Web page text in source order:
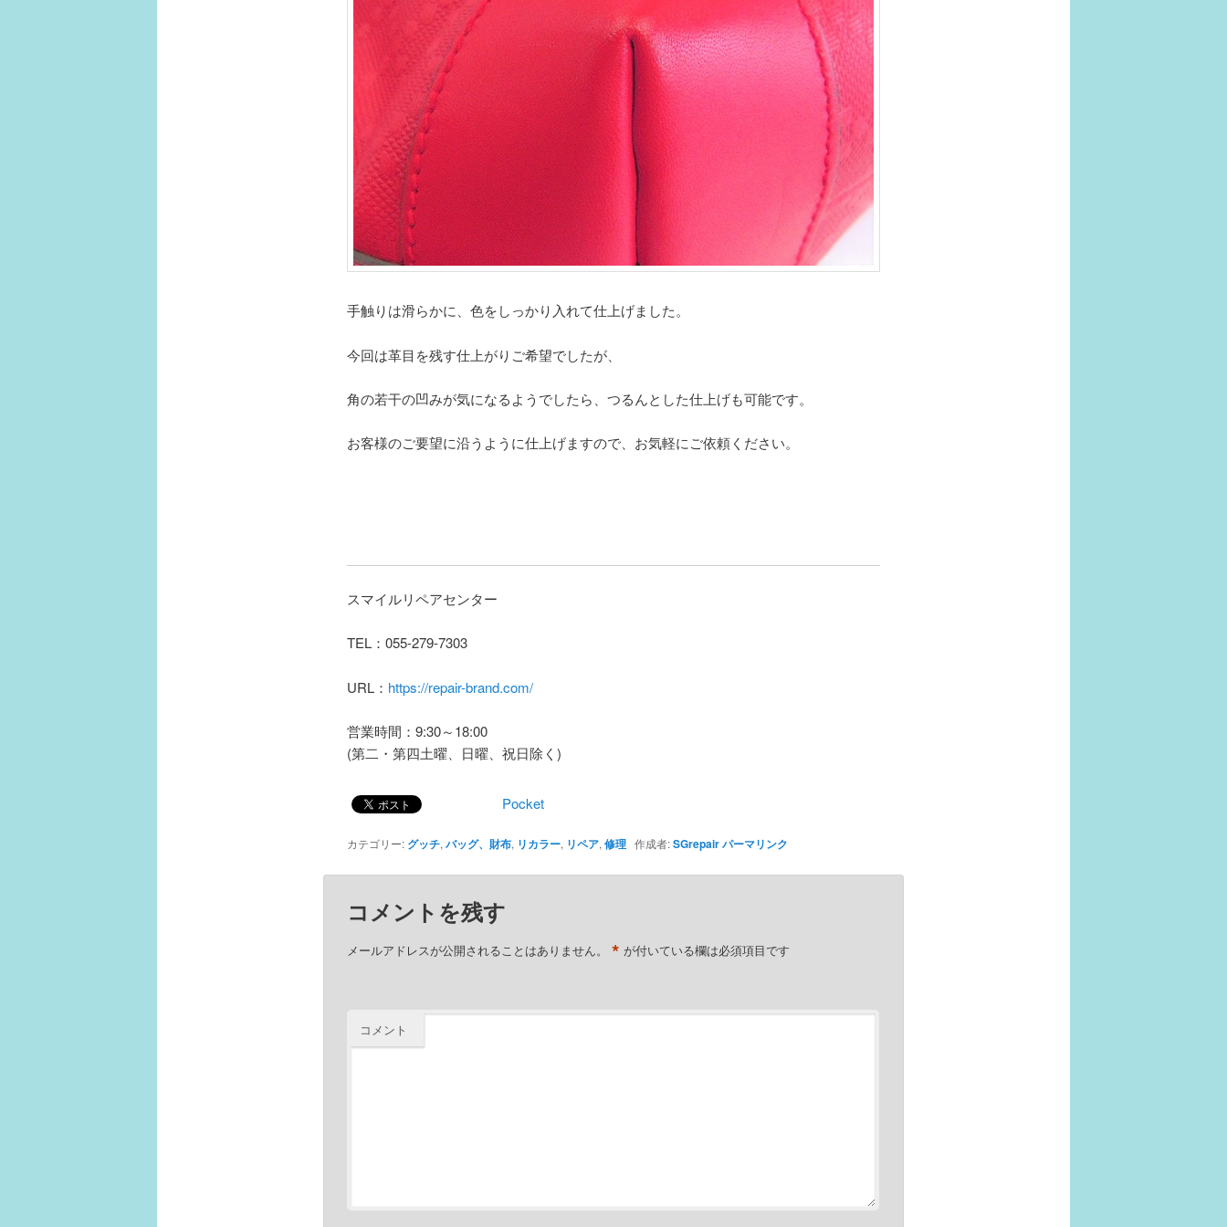
手触りは滑らかに、色をしっかり入れて仕上げました。
今回は革目を残す仕上がりご希望でしたが、
角の若干の凹みが気になるようでしたら、つるんとした仕上げも可能です。
お客様のご要望に沿うように仕上げますので、お気軽にご依頼ください。
スマイルリペアセンター
TEL：055-279-7303
URL： https://repair-brand.com/
営業時間：9:30～18:00
(第二・第四土曜、日曜、祝日除く)
Pocket
カテゴリー: グッチ,バッグ、財布, リカラー, リペア,修理作成者:SGrepairパーマリンク
コメントを残す
メールアドレスが公開されることはありません。 * が付いている欄は必須項目です
コメント